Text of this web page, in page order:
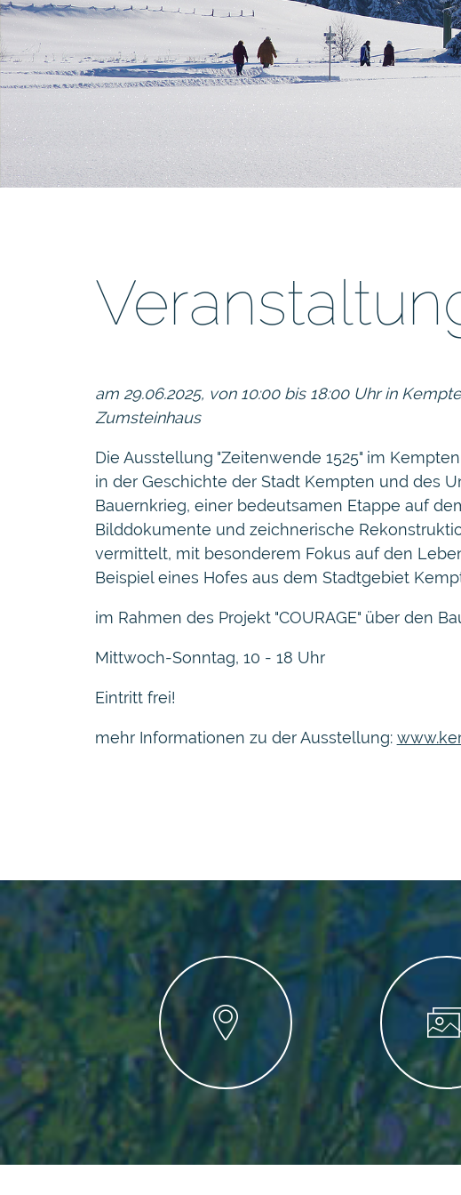
am 29.06.2025, von 10:00 bis 18:00 Uhr in
Zumsteinhaus
Die Ausstellung "Zeitenwende 1525" im
in der Geschichte der Stadt Kempten und des
Bauernkrieg, einer bedeutsamen Etappe auf
Bilddokumente und zeichnerische
vermittelt, mit besonderem Fokus auf den
Beispiel eines Hofes aus dem Stadtgebiet
im Rahmen des Projekt "COURAGE" über den
Mittwoch-Sonntag, 10 - 18 Uhr
Eintritt frei!
mehr Informationen zu der Ausstellung: